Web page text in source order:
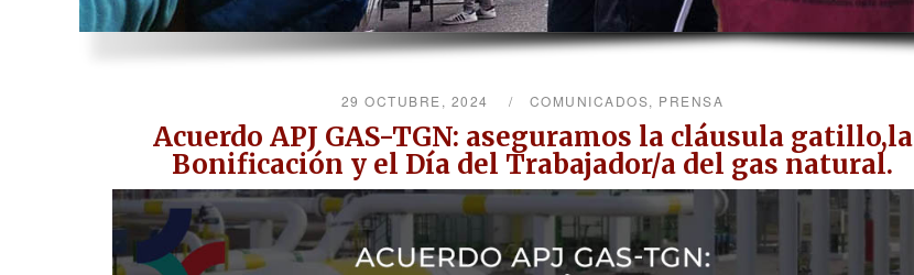
29 OCTUBRE, 2024 COMUNICADOS, PRENSA
Acuerdo APJ GAS-TGN: aseguramos la cláusula gatillo,la
Bonificación y el Día del Trabajador/a del gas natural.